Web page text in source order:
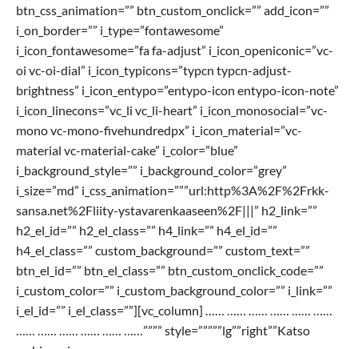
btn_css_animation=”” btn_custom_onclick=”” add_icon=””
i_on_border=”” i_type=”fontawesome”
i_icon_fontawesome=”fa fa-adjust” i_icon_openiconic=”vc-
oi vc-oi-dial” i_icon_typicons=”typcn typcn-adjust-
brightness” i_icon_entypo=”entypo-icon entypo-icon-note”
i_icon_linecons=”vc_li vc_li-heart” i_icon_monosocial=”vc-
mono vc-mono-fivehundredpx” i_icon_material=”vc-
material vc-material-cake” i_color=”blue”
i_background_style=”” i_background_color=”grey”
i_size=”md” i_css_animation=”””url:http%3A%2F%2Frkk-
sansa.net%2Fliity-ystavarenkaaseen%2F|||” h2_link=””
h2_el_id=”” h2_el_class=”” h4_link=”” h4_el_id=””
h4_el_class=”” custom_background=”” custom_text=””
btn_el_id=”” btn_el_class=”” btn_custom_onclick_code=””
i_custom_color=”” i_custom_background_color=”” i_link=””
i_el_id=”” i_el_class=””][vc_column] …… …… …… …… …… ……
…… …… …… …… …… ……”””” style=”””””lg””right””Katso